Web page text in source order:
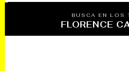
BUSCA EN LOS
FLORENCE